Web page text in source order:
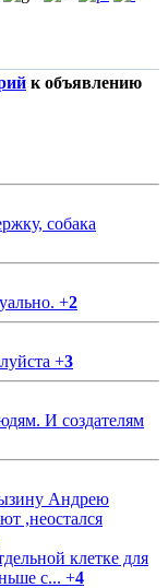
к объявлению
собака
+2
+3
И создателям
Андрею
,неостался
клетке для
с... +4